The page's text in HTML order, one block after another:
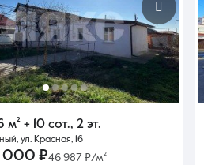
м² + 10 сот., 2 эт.
ул. Красная, 16
000 ₽46 987 ₽/м²